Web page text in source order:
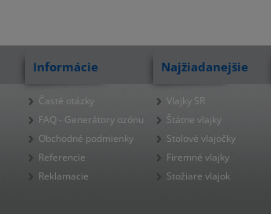
Informácie
Časté otázky
FAQ - Generátory ozónu
Obchodné podmienky
Referencie
Reklamacie
Najžiadanejšie
Vlajky SR
Štátne vlajky
Stolové vlajočky
Firemné vlajky
Stožiare vlajok